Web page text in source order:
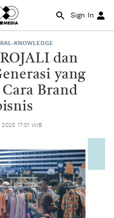
Sign In
KNOWLEDGE
dan
yang
Brand
17:01 WIB